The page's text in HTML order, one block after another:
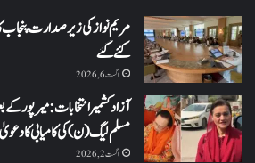
کئے گئے
اگست 6, 2026
آزاد کشمیر انتخابات: میرپور کے
مسلم لیگ (ن) کی کامیابی کا
اگست 2, 2026